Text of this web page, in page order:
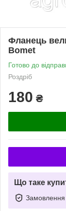
Фланець
Bomet
Готово до
Роздріб
180 ₴
Що таке
Замовлення